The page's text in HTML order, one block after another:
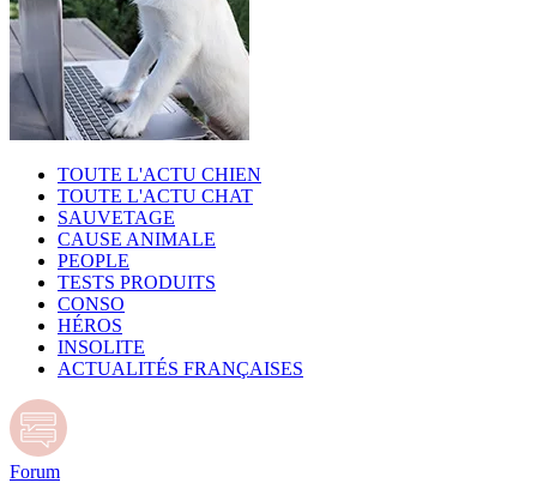
TOUTE L'ACTU CHIEN
TOUTE L'ACTU CHAT
SAUVETAGE
CAUSE ANIMALE
PEOPLE
TESTS PRODUITS
CONSO
HÉROS
INSOLITE
ACTUALITÉS FRANÇAISES
Forum